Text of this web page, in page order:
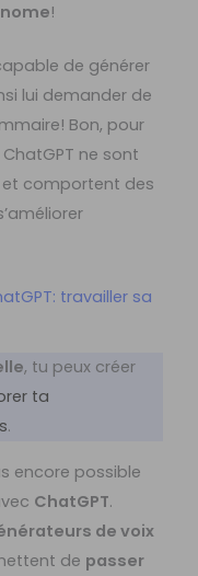
!
de générer
lui demander de
Bon, pour
ne sont
et comportent des
travailler sa
, tu peux créer
ta
.
encore possible
ChatGPT.
de voix
de passer